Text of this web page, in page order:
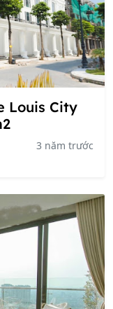
Louis City
3 năm trước